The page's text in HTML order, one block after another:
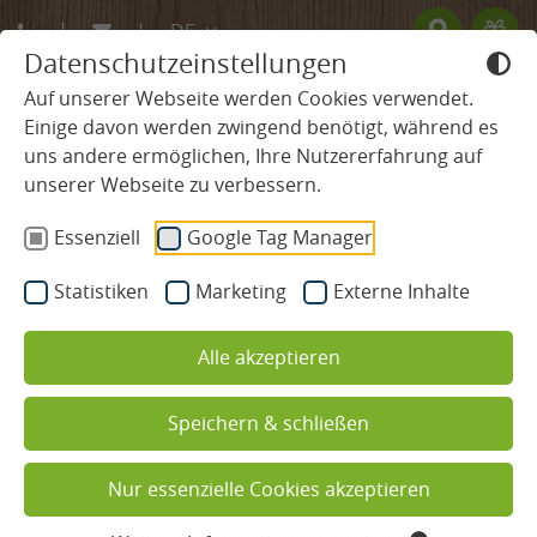
Datenschutzeinstellungen
Auf unserer Webseite werden Cookies verwendet.
Einige davon werden zwingend benötigt, während es
uns andere ermöglichen, Ihre Nutzererfahrung auf
unserer Webseite zu verbessern.
Essenziell
Google Tag Manager
Statistiken Marketing Externe Inhalte
Alle akzeptieren
Speichern & schließen
Nur essenzielle Cookies akzeptieren
DE
EN
FR
SCHWARZWALD HOTEL
Tradition & Werte
Gastgeber & Team
Übersichtsplan Ludinmühle
Aktiv- & Genussprogramm
Familienurlaub
Immer bestens informiert
Melden Sie sich zu unserem Newsletter